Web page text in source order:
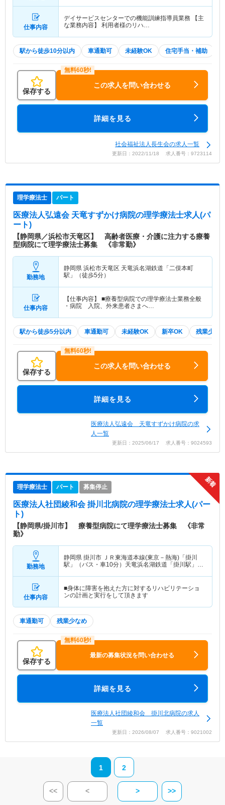
仕事内容
デイサービスセンターでの機能訓練指導員業務 【主
な業務内容】 利用者様のリハ…
駅から徒歩10分以内 車通勤可 未経験OK 住宅手当・補助
保存する
この求人を問い合わせる
詳細を見る
社会福祉法人長生会の求人一覧
更新日：2022/11/18 求人番号：9723114
理学療法士 パート
医療法人弘遠会 天竜すずかけ病院の理学療法士求人(パ
ート)
【静岡県／浜松市天竜区】 高齢者医療・介護に注力する療養
型病院にて理学療法士募集 《非常勤》
勤務地
静岡県 浜松市天竜区 天竜浜名湖鉄道「二俣本町
駅」（徒歩5分）
仕事内容
【仕事内容】 ■療養型病院での理学療法士業務全般
・病院 入院、外来患者さまへ…
駅から徒歩5分以内 車通勤可 未経験OK 新卒OK 残業少な
保存する
この求人を問い合わせる
詳細を見る
医療法人弘遠会 天竜すずかけ病院の求
人一覧
更新日：2025/06/17 求人番号：9024593
理学療法士 パート 募集停止
医療法人社団綾和会 掛川北病院の理学療法士求人(パー
ト)
【静岡県/掛川市】 療養型病院にて理学療法士募集 《非常
勤》
勤務地
静岡県 掛川市 ＪＲ東海道本線(東京－熱海)「掛川
駅」（バス・車10分）天竜浜名湖鉄道「掛川駅」
仕事内容
■身体に障害を抱えた方に対するリハビリテーショ
ンの計画と実行をして頂きます
車通勤可 残業少なめ
保存する
最新の募集状況を問い合わせる
詳細を見る
医療法人社団綾和会 掛川北病院の求人
一覧
更新日：2026/08/07 求人番号：9021002
1 2
<< < > >>